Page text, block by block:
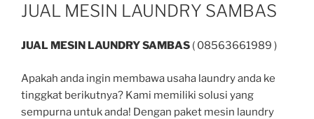
JUAL MESIN LAUNDRY SAMBAS
JUAL MESIN LAUNDRY SAMBAS ( 08563661989 )
Apakah anda ingin membawa usaha laundry anda ke
tinggkat berikutnya? Kami memiliki solusi yang
sempurna untuk anda! Dengan paket mesin laundry